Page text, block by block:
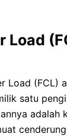
Load
Load (FCL)
satu